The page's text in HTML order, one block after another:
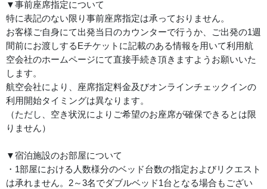
▼事前座席指定について
特に表記のない限り事前座席指定は承っておりません。
お客様ご自身にて出発当日のカウンターで行うか、ご出発の1週
間前にお渡しするEチケットに記載のある情報を用いて利用航
空会社のホームページにて直接手続き頂きますようお願いいた
します。
航空会社により、座席指定料金及びオンラインチェックインの
利用開始タイミングは異なります。
（ただし、空き状況によりご希望のお座席が確保できるとは限
りません）
▼宿泊施設のお部屋について
・1部屋における人数様分のベッド台数の指定およびリクエスト
は承れません。2～3名でダブルベッド1台となる場合もござい